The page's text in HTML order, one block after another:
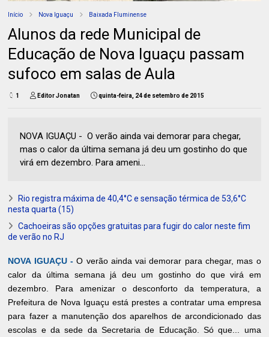
Início Nova Iguaçu Baixada Fluminense
Alunos da rede Municipal de
Educação de Nova Iguaçu passam
sufoco em salas de Aula
1 Editor Jonatan quinta-feira, 24 de setembro de 2015
NOVA IGUAÇU - O verão ainda vai demorar para chegar,
mas o calor da última semana já deu um gostinho do que
virá em dezembro. Para ameni...
Rio registra máxima de 40,4°C e sensação térmica de 53,6°C
nesta quarta (15)
Cachoeiras são opções gratuitas para fugir do calor neste fim
de verão no RJ
NOVA IGUAÇU -O verão ainda vai demorar para chegar, mas o
calor da última semana já deu um gostinho do que virá em
dezembro. Para amenizar o desconforto da temperatura, a
Prefeitura de Nova Iguaçu está prestes a contratar uma empresa
para fazer a manutenção dos aparelhos de arcondicionado das
escolas e da sede da Secretaria de Educação. Só que... uma